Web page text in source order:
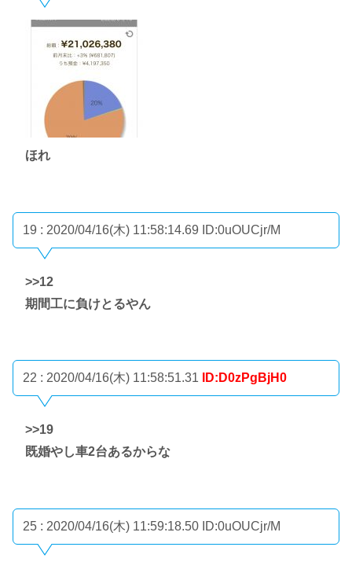
ほれ
19 : 2020/04/16(木) 11:58:14.69 ID:0uOUCjr/M
>>12
期間工に負けとるやん
22 : 2020/04/16(木) 11:58:51.31 ID:D0zPgBjH0
>>19
既婚やし車2台あるからな
25 : 2020/04/16(木) 11:59:18.50 ID:0uOUCjr/M